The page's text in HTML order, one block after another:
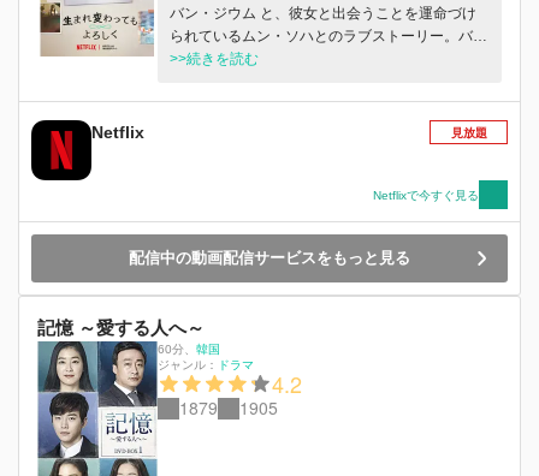
バン・ジウム と、彼女と出会うことを運命づけ
られているムン・ソハとのラブストーリー。バ
ン・ジウムは、繰り返しを続ける人生に何の愛着
ソハを事故で失ってしまったとき、19 回目の人
生では、彼ともう一度やり直 すために生きよう
>>続きを読む
Netflix 見放題
Netflixで今すぐ見る
配信中の動画配信サービスをもっと見る
記憶 ～愛する人へ～
60分
韓国
ジャンル：
ドラマ
4.2
1879 1905